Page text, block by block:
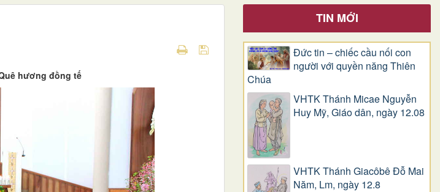
hương đồng tế
TIN MỚI
Đức tin – chiếc cầu nối con
người với quyền năng Thiên
Chúa
VHTK Thánh Micae Nguyễn
Huy Mỹ, Giáo dân, ngày 12.08
VHTK Thánh Giacôbê Ðỗ Mai
Năm, Lm, ngày 12.8